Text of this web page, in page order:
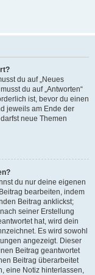
du auf „Neues
du auf „Antworten“
ist, bevor du einen
jeweils am Ende der
neue Themen
du nur deine eigenen
bearbeiten, indem
Beitrag anklickst;
seiner Erstellung
hat, wird dein
Es wird sowohl
angezeigt. Dieser
Beitrag geantwortet
Beitrag überarbeitet
eine Notiz hinterlassen,